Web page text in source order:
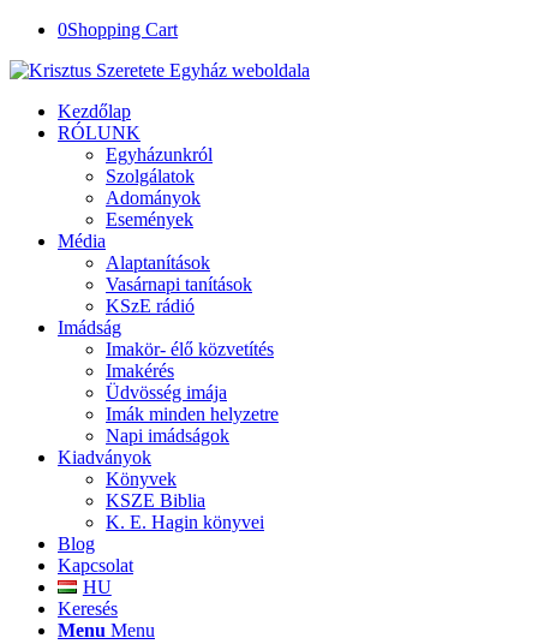
0Shopping Cart
Kezdőlap
RÓLUNK
Egyházunkról
Szolgálatok
Adományok
Események
Média
Alaptanítások
Vasárnapi tanítások
KSzE rádió
Imádság
Imakör- élő közvetítés
Imakérés
Üdvösség imája
Imák minden helyzetre
Napi imádságok
Kiadványok
Könyvek
KSZE Biblia
K. E. Hagin könyvei
Blog
Kapcsolat
HU
Keresés
Menu Menu